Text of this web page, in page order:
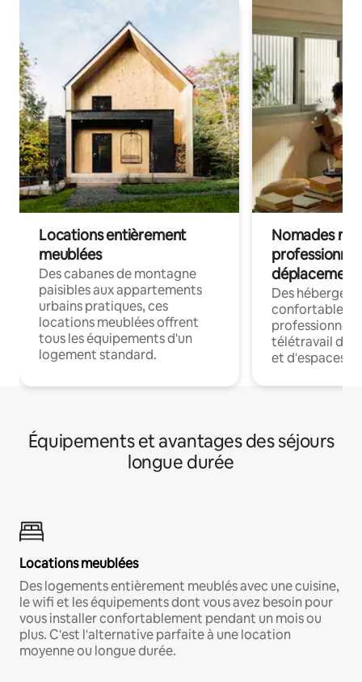
Locations entièrement
meublées
Des cabanes de montagne
paisibles aux appartements
urbains pratiques, ces
locations meublées offrent
tous les équipements d'un
logement standard.
Nomades
déplacement
Des
confortables
professionnels
télétravail
et d'espaces
Équipements et avantages des séjours
longue durée
Locations meublées
Des logements entièrement meublés avec une cuisine,
le wifi et les équipements dont vous avez besoin pour
vous installer confortablement pendant un mois ou
plus. C'est l'alternative parfaite à une location
moyenne ou longue durée.